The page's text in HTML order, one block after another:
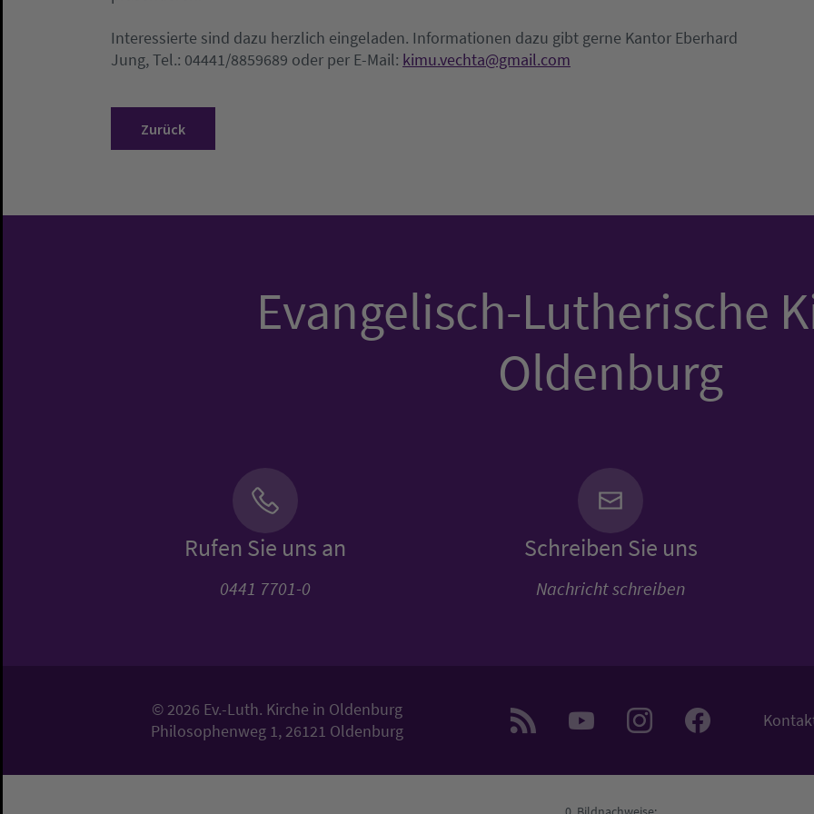
Interessierte sind dazu herzlich eingeladen. Informationen dazu gibt gerne Kantor Eberhard
Jung, Tel.: 04441/8859689 oder per E-Mail: kimu.vechta@gmail.com
Zurück
Evangelisch-Lutherische
Oldenburg
Rufen Sie uns an
0441 7701-0
Schreiben Sie uns
Nachricht schreiben
© 2026 Ev.-Luth. Kirche in Oldenburg
Philosophenweg 1, 26121 Oldenburg